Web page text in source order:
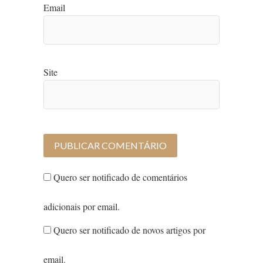
Email
Site
Quero ser notificado de comentários
adicionais por email.
Quero ser notificado de novos artigos por
email.